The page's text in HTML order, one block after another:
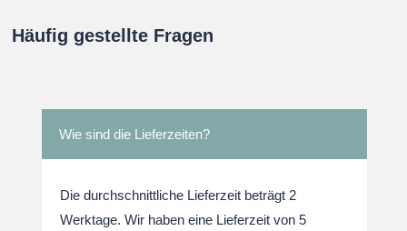
Häufig gestellte Fragen
Wie sind die Lieferzeiten?
Die durchschnittliche Lieferzeit beträgt 2
Werktage. Wir haben eine Lieferzeit von 5